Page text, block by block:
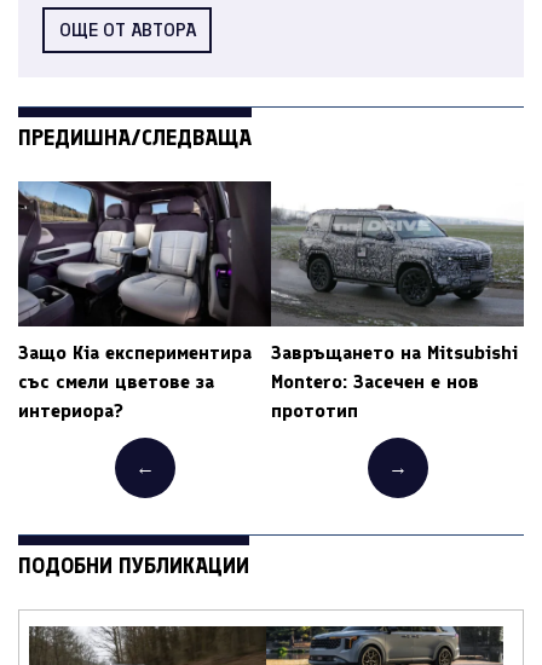
ОЩЕ ОТ АВТОРА
ПРЕДИШНА/СЛЕДВАЩА
Защо Kia експериментира
със смели цветове за
интериора?
←
Завръщането на Mitsubishi
Montero: Засечен е нов
прототип
→
ПОДОБНИ ПУБЛИКАЦИИ